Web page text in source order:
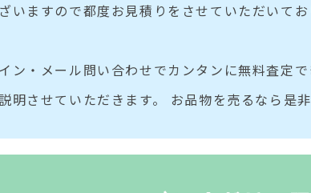
いますので都度お見積りをさせていただいてお
ン・メール問い合わせでカンタンに無料査定
明させていただきます。 お品物を売るなら是